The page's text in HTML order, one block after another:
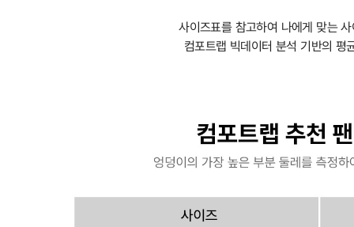
사이즈표를 참고하여 나에게 맞는
컴포트랩 빅데이터 분석 기반의 평